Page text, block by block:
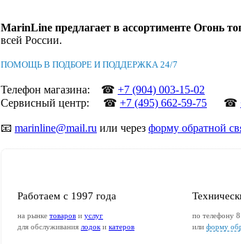
MarinLine предлагает в ассортименте Огонь
всей России.
ПОМОЩЬ В ПОДБОРЕ И ПОДДЕРЖКА 24/7
Телефон магазина: ☎ +7 (904) 003-15-02
Сервисный центр: ☎ +7 (495) 662-59-75 ☎
📧 marinline@mail.ru или через форму обратной
Работаем с 1997 года
на рынке товаров и услуг
для обслуживания лодок и катеров
по телефону
или форму